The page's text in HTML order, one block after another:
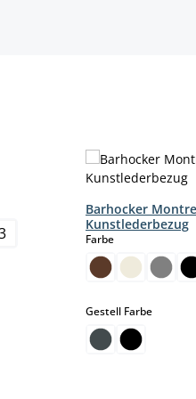
nicht verfügbar.)
Option ist zurzeit nicht
Barhocker
Kunstlederbezug
Farbeauswählen
Gestell Farbe